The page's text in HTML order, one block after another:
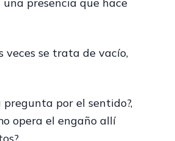
presencia que hace
veces se trata de vacío,
por el sentido?,
opera el engaño allí